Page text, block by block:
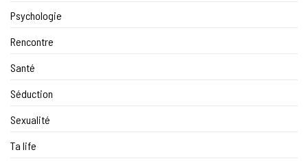
Psychologie
Rencontre
Santé
Séduction
Sexualité
Ta life